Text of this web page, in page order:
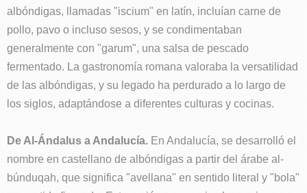
albóndigas, llamadas "iscium" en latín, incluían carne de
pollo, pavo o incluso sesos, y se condimentaban
generalmente con "garum", una salsa de pescado
fermentado. La gastronomía romana valoraba la versatilidad
de las albóndigas, y su legado ha perdurado a lo largo de
los siglos, adaptándose a diferentes culturas y cocinas.
De Al-Ándalus a Andalucía. En Andalucía, se desarrolló el
nombre en castellano de albóndigas a partir del árabe al-
búnduqah, que significa "avellana" en sentido literal y "bola"